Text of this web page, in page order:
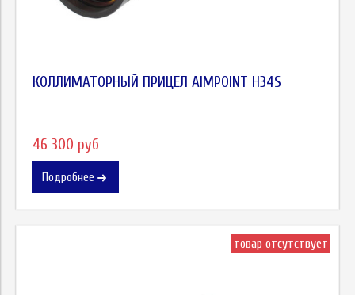
КОЛЛИМАТОРНЫЙ ПРИЦЕЛ AIMPOINT H34S
46 300 руб
Подробнее
товар отсутствует